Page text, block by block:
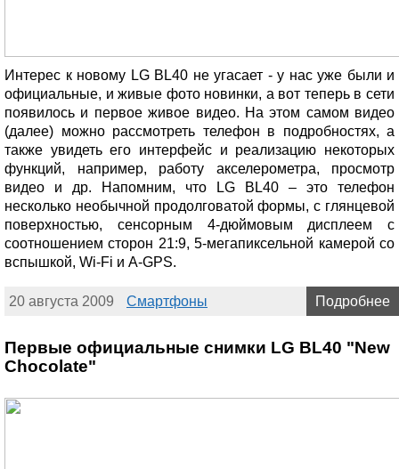
Интерес к новому LG BL40 не угасает - у нас уже были и
официальные, и живые фото новинки, а вот теперь в сети
появилось и первое живое видео. На этом самом видео
(далее) можно рассмотреть телефон в подробностях, а
также увидеть его интерфейс и реализацию некоторых
функций, например, работу акселерометра, просмотр
видео и др. Напомним, что LG BL40 – это телефон
несколько необычной продолговатой формы, с глянцевой
поверхностью, сенсорным 4-дюймовым дисплеем с
соотношением сторон 21:9, 5-мегапиксельной камерой со
вспышкой, Wi-Fi и A-GPS.
20 августа 2009 Смартфоны Подробнее
Первые официальные снимки LG BL40 "New
Chocolate"